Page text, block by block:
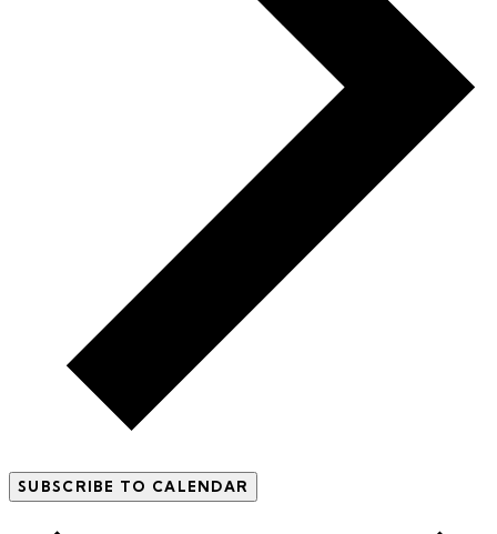
SUBSCRIBE TO CALENDAR